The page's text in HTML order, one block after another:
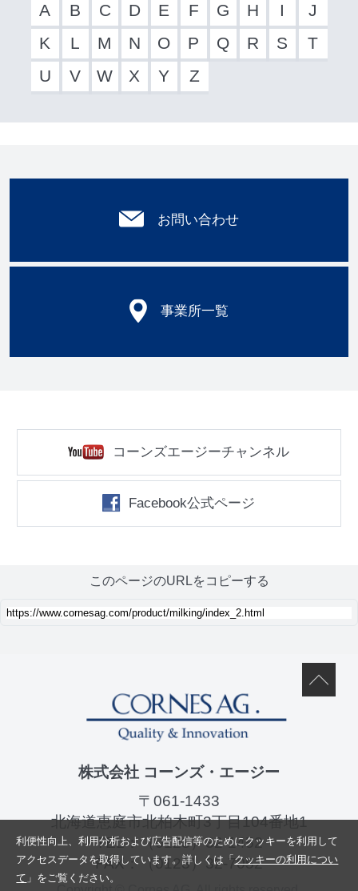
A B C D E F G H I
J
K
L M N O P Q R S
T
U
V W X Y Z
お問い合わせ
事業所一覧
コーンズエージーチャンネル
Facebook公式ページ
このページのURLをコピーする
株式会社 コーンズ・エージー
〒061-1433
北海道恵庭市北柏木町3丁目104番地1
TEL：（0123）32-1452
FAX：（0123）32-7052
利便性向上、利用分析および広告配信等のためにクッキーを利用して
アクセスデータを取得しています。詳しくは「 クッキーの利用につい
て 」をご覧ください。